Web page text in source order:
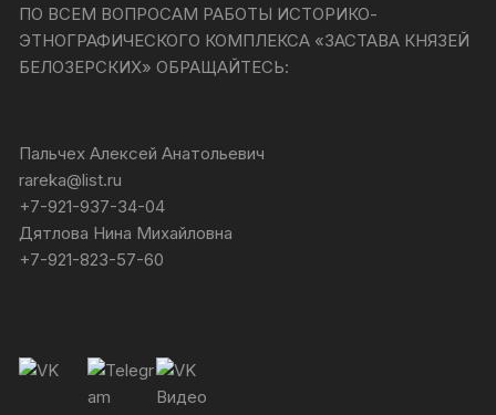
ПО ВСЕМ ВОПРОСАМ РАБОТЫ ИСТОРИКО-
ЭТНОГРАФИЧЕСКОГО КОМПЛЕКСА «ЗАСТАВА КНЯЗЕЙ
БЕЛОЗЕРСКИХ» ОБРАЩАЙТЕСЬ:
Пальчех Алексей Анатольевич
rareka@list.ru
+7-921-937-34-04
Дятлова Нина Михайловна
+7-921-823-57-60